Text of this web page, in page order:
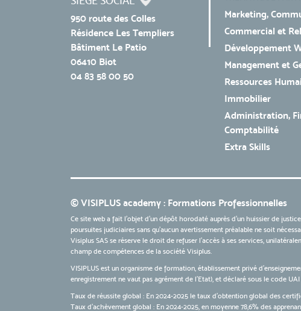
950 route des Colles
Résidence Les Templiers
Bâtiment Le Patio
06410 Biot
04 83 58 00 50
Marketing,
Commercial et
Développement
Management et
Ressources
Immobilier
Administration,
Comptabilité
Extra Skills
© VISIPLUS academy : Formations Professionnelles
Ce site web a fait l'objet d'un dépôt horodaté auprès d'un huissier de
poursuites judiciaires sans qu’aucun avertissement préalable ne soit
Visiplus SAS se réserve le droit de refuser l'accès à ses services,
champ de compétences de la société Visiplus.
VISIPLUS est un organisme de formation, établissement privé
enregistrement ne vaut pas agrément de l’Etat), et déclaré sous le code UAI
Taux de réussite global : En 2024-2025 le taux d'obtention global des
Taux d’achèvement global : En 2024-2025, en moyenne 78,6% des